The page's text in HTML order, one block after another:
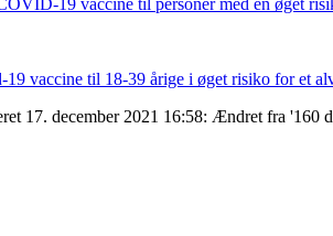
vaccine til 18-39 årige i øget risiko for et
17. december 2021 16:58: Ændret fra '160